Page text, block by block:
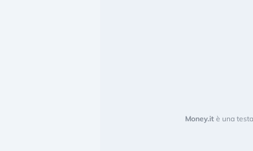
Money.it è una